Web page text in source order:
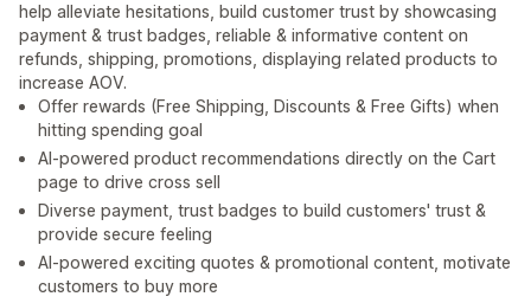
help alleviate hesitations, build customer trust by showcasing
payment & trust badges, reliable & informative content on
refunds, shipping, promotions, displaying related products to
increase AOV.
Offer rewards (Free Shipping, Discounts & Free Gifts) when
hitting spending goal
AI-powered product recommendations directly on the Cart
page to drive cross sell
Diverse payment, trust badges to build customers' trust &
provide secure feeling
AI-powered exciting quotes & promotional content, motivate
customers to buy more